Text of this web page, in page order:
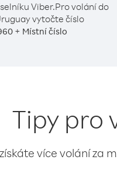
Viber.Pro volání do
vytočte číslo
+ Místní číslo
Tipy pro
více volání za